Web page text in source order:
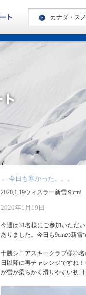
カナダ・ス
ヨーロッパ
ヨーロッパ
カナダ・ス
アメリカ・
スペシャル
ニュージーラ
南米・スノー
キッズキャ
← 今日も寒かった。。。
2020,1,19ウィスラー新雪９cm!
2020年1月19日
今週は31名様にご参加いただ
ありました。今日も9cmの新雪
十勝シニアスキークラブ様23
日以降に再チャレンジですね
が雪が柔らかく滑りやすい初日